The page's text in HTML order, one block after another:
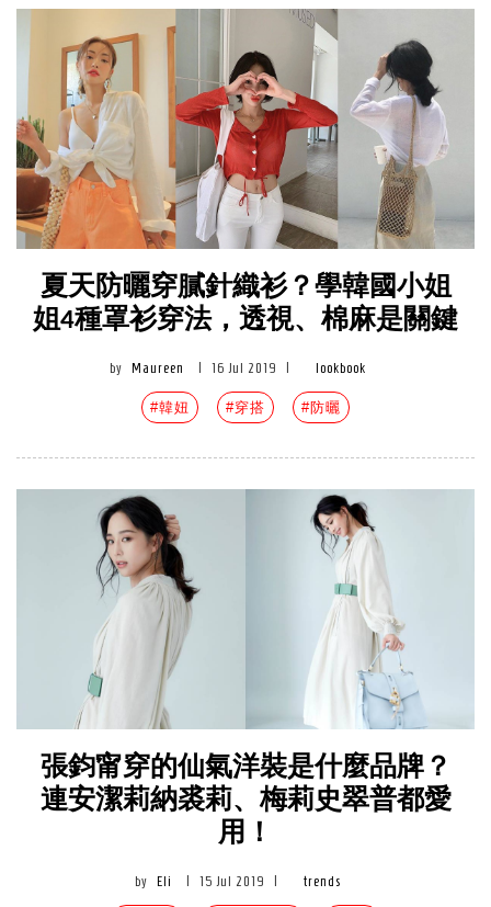
夏天防曬穿膩針織衫？學韓國小姐
姐4種罩衫穿法，透視、棉麻是關鍵
by Maureen 16 Jul 2019 lookbook
#韓妞 #穿搭 #防曬
張鈞甯穿的仙氣洋裝是什麼品牌？
連安潔莉納裘莉、梅莉史翠普都愛
用！
by Eli 15 Jul 2019 trends